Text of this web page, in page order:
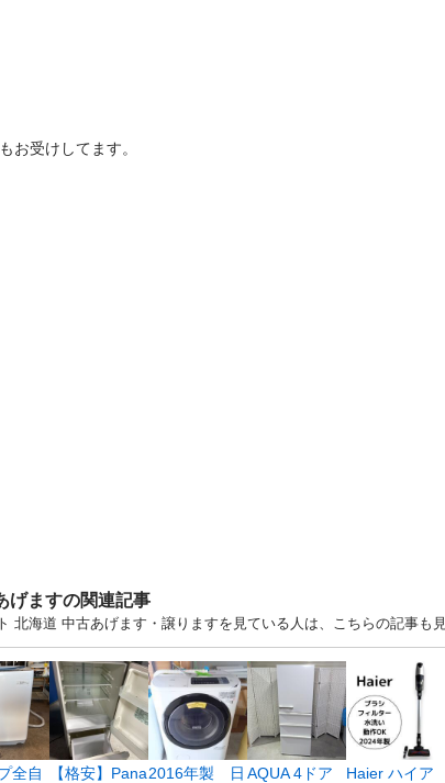
お受けしてます。
げますの関連記事
北海道 中古あげます・譲りますを見ている人は、こちらの記事も見
全自
【格安】Pana2016年製 日 AQUA 4ドア
Haier ハイア